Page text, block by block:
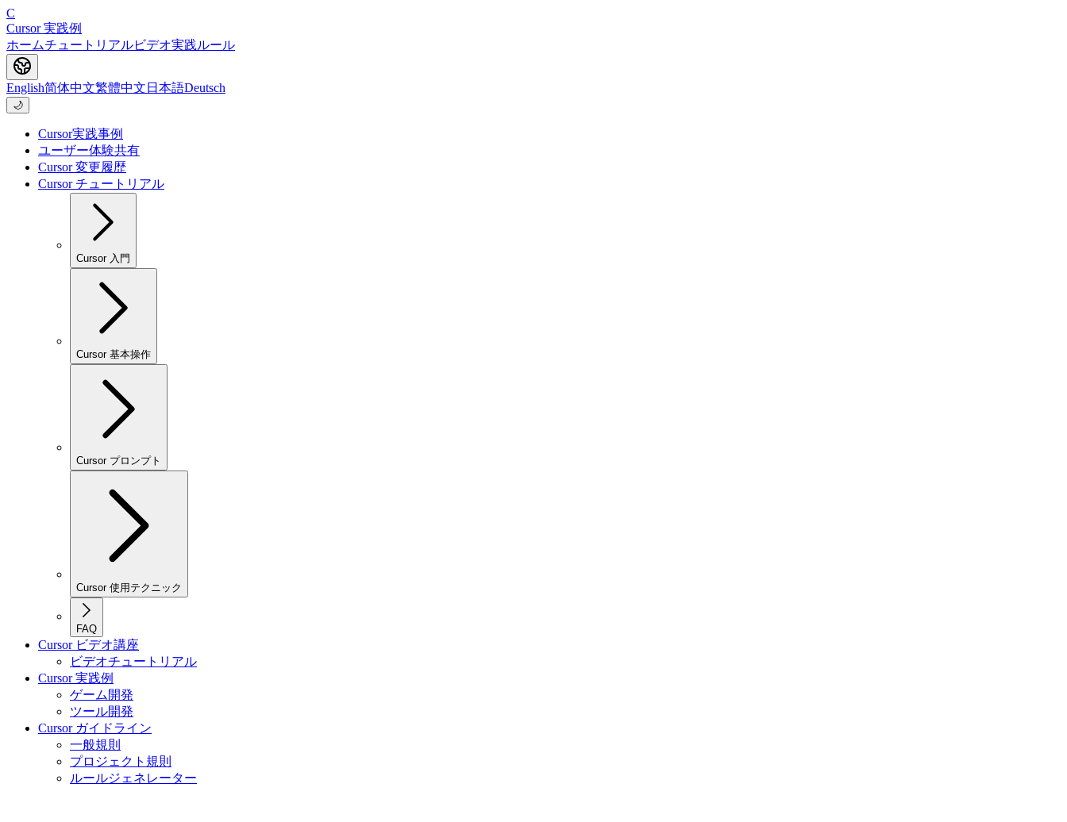
C
Cursor 実践例
ホームチュートリアルビデオ実践ルール
English简体中文繁體中文 日本語Deutsch
🌙
Cursor実践事例
ユーザー体験共有
Cursor 変更履歴
Cursor チュートリアル
Cursor 入門
Cursor 基本操作
Cursor プロンプト
Cursor 使用テクニック
FAQ
Cursor ビデオ講座
ビデオチュートリアル
Cursor 実践例
ゲーム開発
ツール開発
Cursor ガイドライン
一般規則
プロジェクト規則
ルールジェネレーター